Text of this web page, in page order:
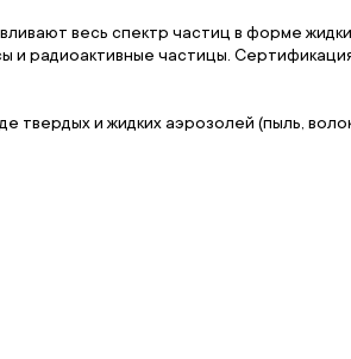
весь спектр частиц в форме
и радиоактивные частицы. Сертификация:
твердых и жидких аэрозолей (пыль,